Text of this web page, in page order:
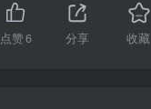
点赞6 分享 收藏